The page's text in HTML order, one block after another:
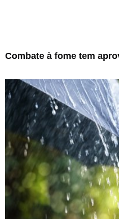
Combate à fome tem